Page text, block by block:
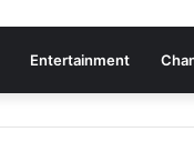
Entertainment